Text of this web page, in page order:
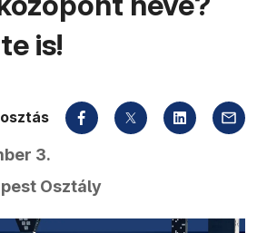
is!
3.
Osztály